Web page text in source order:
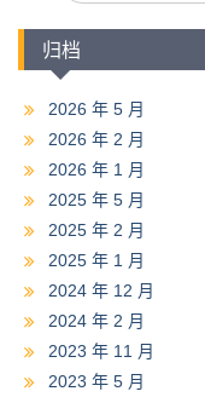
归档
2026 年 5 月
2026 年 2 月
2026 年 1 月
2025 年 5 月
2025 年 2 月
2025 年 1 月
2024 年 12 月
2024 年 2 月
2023 年 11 月
2023 年 5 月